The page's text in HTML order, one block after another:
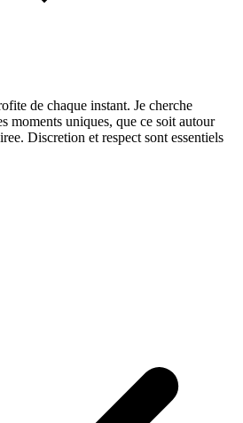
de chaque instant. Je cherche
moments uniques, que ce soit autour
Discretion et respect sont essentiels